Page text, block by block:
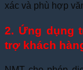
xác và phù hợp
2. Ứng dụng
trợ khách